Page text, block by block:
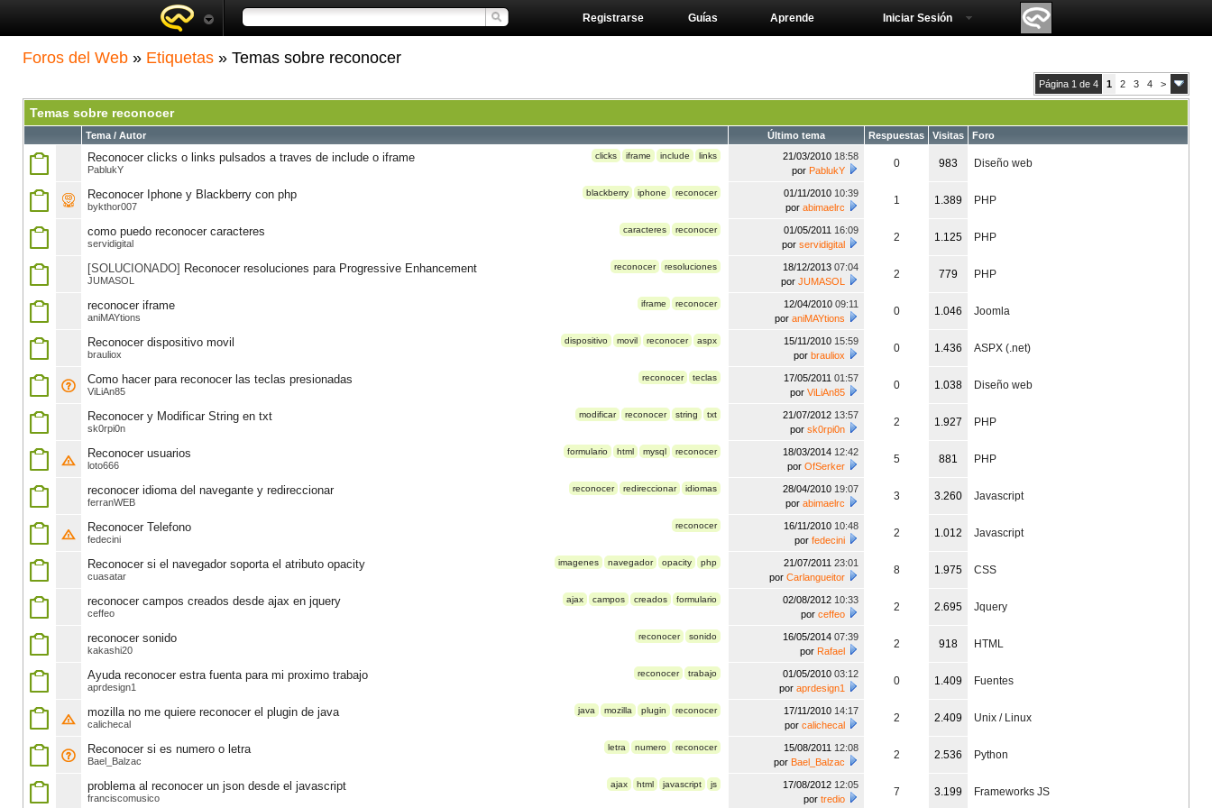
Aprende
Guías
Registrarse Iniciar Sesión
Foros del Web » Etiquetas » Temas sobre reconocer
Página 1 de 4 1 2 3 4 >
Temas sobre reconocer
Tema / Autor Último tema Respuestas Visitas Foro
clicks iframe include links
Reconocer clicks o links pulsados a traves de include o iframe
PablukY
21/03/2010 18:58
por PablukY
0 983 Diseño web
blackberry iphone reconocer
Reconocer Iphone y Blackberry con php
bykthor007
01/11/2010 10:39
por abimaelrc
1 1.389 PHP
caracteres reconocer
como puedo reconocer caracteres
servidigital
01/05/2011 16:09
por servidigital
2 1.125 PHP
reconocer resoluciones
[SOLUCIONADO] Reconocer resoluciones para Progressive Enhancement
JUMASOL
18/12/2013 07:04
por JUMASOL
2 779 PHP
iframe reconocer
reconocer iframe
aniMAYtions
12/04/2010 09:11
por aniMAYtions
0 1.046 Joomla
dispositivo movil reconocer aspx
Reconocer dispositivo movil
brauliox
15/11/2010 15:59
por brauliox
0 1.436 ASPX (.net)
reconocer teclas
Como hacer para reconocer las teclas presionadas
ViLiAn85
17/05/2011 01:57
por ViLiAn85
0 1.038 Diseño web
modificar reconocer string txt
Reconocer y Modificar String en txt
sk0rpi0n
21/07/2012 13:57
por sk0rpi0n
2 1.927 PHP
formulario html mysql reconocer
Reconocer usuarios
loto666
18/03/2014 12:42
por OfSerker
5 881 PHP
reconocer redireccionar idiomas
reconocer idioma del navegante y redireccionar
ferranWEB
28/04/2010 19:07
por abimaelrc
3 3.260 Javascript
reconocer
Reconocer Telefono
fedecini
16/11/2010 10:48
por fedecini
2 1.012 Javascript
imagenes navegador opacity php
Reconocer si el navegador soporta el atributo opacity
cuasatar
21/07/2011 23:01
por Carlangueitor
8 1.975 CSS
ajax campos creados formulario
reconocer campos creados desde ajax en jquery
ceffeo
02/08/2012 10:33
por ceffeo
2 2.695 Jquery
reconocer sonido
reconocer sonido
kakashi20
16/05/2014 07:39
por Rafael
2 918 HTML
reconocer trabajo
Ayuda reconocer estra fuenta para mi proximo trabajo
aprdesign1
01/05/2010 03:12
por aprdesign1
0 1.409 Fuentes
java mozilla plugin reconocer
mozilla no me quiere reconocer el plugin de java
calichecal
17/11/2010 14:17
por calichecal
2 2.409 Unix / Linux
letra numero reconocer
Reconocer si es numero o letra
Bael_Balzac
15/08/2011 12:08
por Bael_Balzac
2 2.536 Python
ajax html javascript js
problema al reconocer un json desde el javascript
franciscomusico
17/08/2012 12:05
por tredio
7 3.199 Frameworks JS